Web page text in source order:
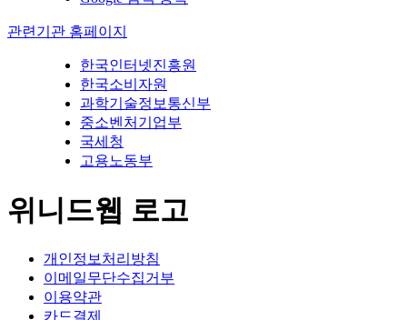
관련기관 홈페이지
한국인터넷진흥원
한국소비자원
과학기술정보통신부
중소벤처기업부
국세청
고용노동부
위니드웹 로고
개인정보처리방침
이메일무단수집거부
이용약관
카드결제